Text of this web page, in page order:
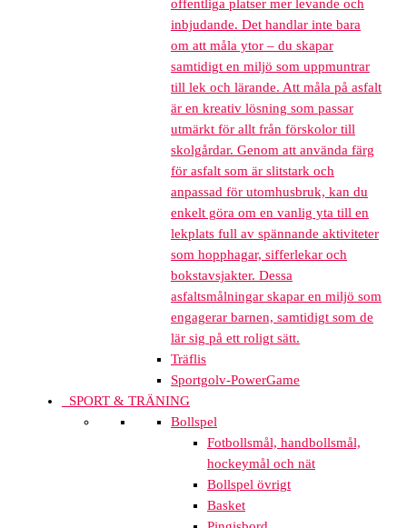
offentliga platser mer levande och
inbjudande. Det handlar inte bara
om att måla ytor – du skapar
samtidigt en miljö som uppmuntrar
till lek och lärande. Att måla på asfalt
är en kreativ lösning som passar
utmärkt för allt från förskolor till
skolgårdar. Genom att använda färg
för asfalt som är slitstark och
anpassad för utomhusbruk, kan du
enkelt göra om en vanlig yta till en
lekplats full av spännande aktiviteter
som hopphagar, sifferlekar och
bokstavsjakter. Dessa
asfaltsmålningar skapar en miljö som
engagerar barnen, samtidigt som de
lär sig på ett roligt sätt.
Träflis
Sportgolv-PowerGame
SPORT & TRÄNING
Bollspel
Fotbollsmål, handbollsmål,
hockeymål och nät
Bollspel övrigt
Basket